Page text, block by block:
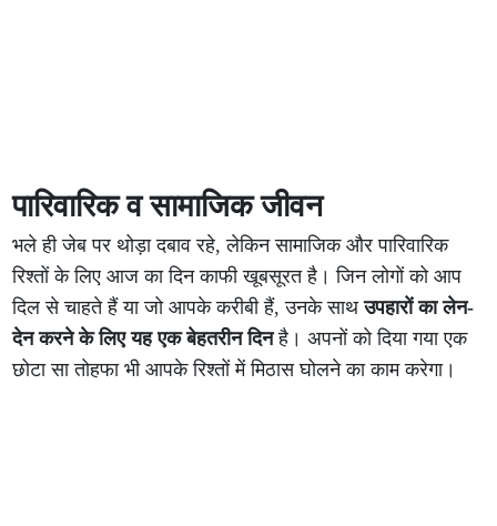
पारिवारिक व सामाजिक जीवन
भले ही जेब पर थोड़ा दबाव रहे, लेकिन सामाजिक और पारिवारिक
रिश्तों के लिए आज का दिन काफी खूबसूरत है। जिन लोगों को आप
दिल से चाहते हैं या जो आपके करीबी हैं, उनके साथउपहारों का लेन-
देन करने के लिए यह एक बेहतरीन दिनहै। अपनों को दिया गया एक
छोटा सा तोहफा भी आपके रिश्तों में मिठास घोलने का काम करेगा।